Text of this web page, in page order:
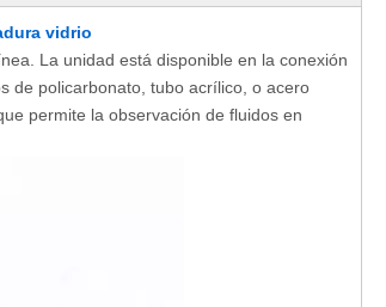
vidrio
La unidad está disponible en la conexión
de policarbonato, tubo acrílico, o acero
permite la observación de fluidos en